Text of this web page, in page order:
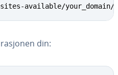
available/your_domain/
din: